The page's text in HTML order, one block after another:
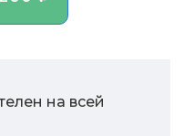
на всей